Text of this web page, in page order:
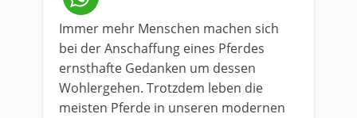
Immer mehr Menschen machen sich
bei der Anschaffung eines Pferdes
ernsthafte Gedanken um dessen
Wohlergehen. Trotzdem leben die
meisten Pferde in unseren modernen